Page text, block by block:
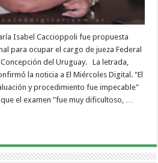
Isabel Caccioppoli fue propuesta
para ocupar el cargo de jueza Federal
del Uruguay. La letrada,
la noticia a El Miércoles Digital. "El
y procedimiento fue impecable"
el examen "fue muy dificultoso, …